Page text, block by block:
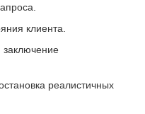
клиента.
реалистичных